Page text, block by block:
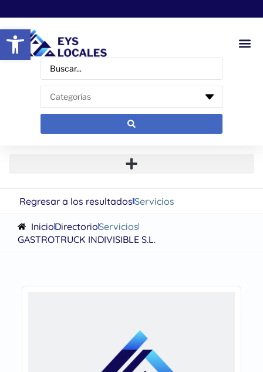
Abrir barra de herramientas
Regresar a los resultadosServicios
InicioDirectorioServicios
GASTROTRUCK INDIVISIBLE S.L.